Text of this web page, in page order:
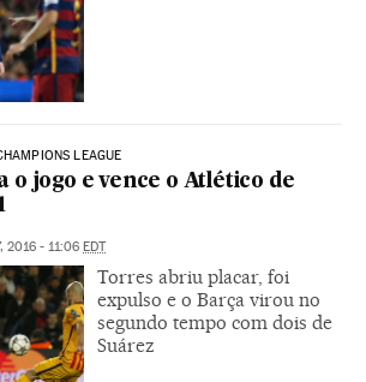
LEAGUE
o jogo e vence o Atlético de
2016 - 11:06 EDT
Torres abriu placar, foi
expulso e o Barça virou no
segundo tempo com dois de
Suárez